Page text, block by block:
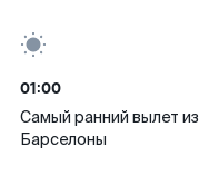
01:00
Самый ранний вылет из
Барселоны